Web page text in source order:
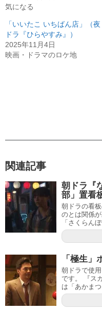
気になる
「いいたこ いちばん店」（夜
ドラ『ひらやすみ』）
2025年11月4日
映画・ドラマのロケ地
関連記事
朝ドラ『
部」置看
朝ドラの看
のとは関係
「さくらん
「極生」
朝ドラで使
です。 『ス
は「あかま